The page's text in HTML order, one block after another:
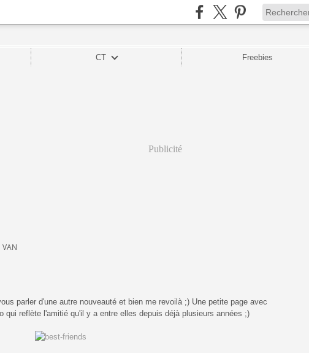
CT Freebies
Publicité
VAN
parler d'une autre nouveauté et bien me revoilà ;) Une petite page avec
qui reflète l'amitié qu'il y a entre elles depuis déjà plusieurs années ;)